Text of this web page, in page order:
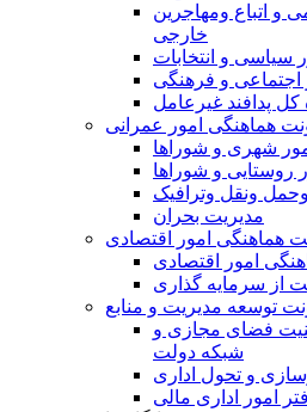
و اتباع ومهاجرین
خارجی
سیاسی و انتخابات
اجتماعی و فرهنگی
کل پدافند غیرعامل
هماهنگی امور عمرانی
شهری و شوراها
روستایی و شوراها
ونقل وترافيک
مدیریت بحران
هماهنگی امور اقتصادی
امور اقتصادی
از سرمایه گذاری
توسعه مدیریت و منابع
فضای مجازی و
شبکه دولت
و تحول اداری
امور اداری مالی